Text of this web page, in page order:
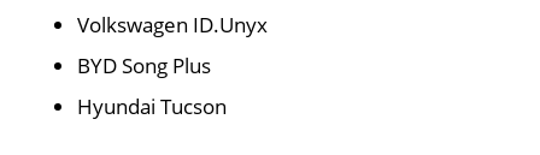
Volkswagen ID.Unyx
BYD Song Plus
Hyundai Tucson